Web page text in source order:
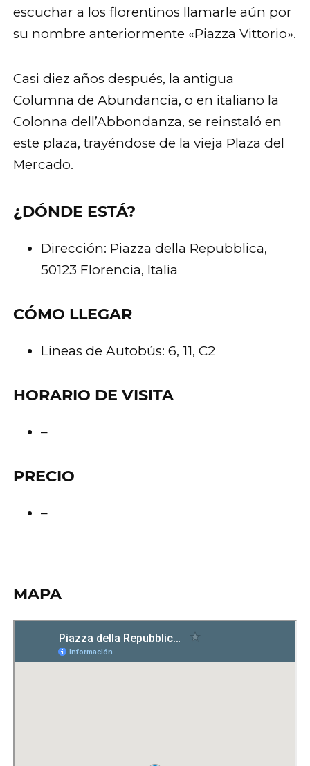
escuchar a los florentinos llamarle aún por
su nombre anteriormente «Piazza Vittorio».
Casi diez años después, la antigua
Columna de Abundancia, o en italiano la
Colonna dell’Abbondanza, se reinstaló en
este plaza, trayéndose de la vieja Plaza del
Mercado.
¿DÓNDE ESTÁ?
Dirección: Piazza della Repubblica,
50123 Florencia, Italia
CÓMO LLEGAR
Lineas de Autobús: 6, 11, C2
HORARIO DE VISITA
–
PRECIO
–
MAPA